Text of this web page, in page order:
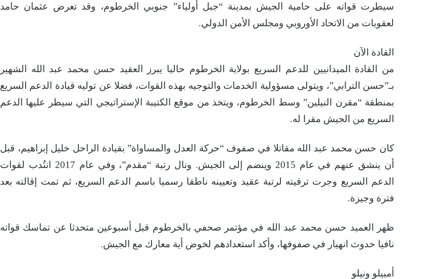
سيطرت قواته على حامية الجيش بمدينة “جبل أولياء” جنوبي الخرطوم، وقد تعرض عثمان حامد
لعقوبات من الاتحاد الأوروبي ومجلس الأمن الدولي.
القادة الآن
من القادة الميدانيين للدعم السريع بولاية الخرطوم حاليا يبرز العقيد حسن محمد عبد الله الشهير
بـ”حسن الترابي”، ويتولى مسؤولية الخدمات والتوجيه بهذه القوات، فضلا عن توليه قيادة الدعم السريع
بمنطقة “مقرن النيلين” وسط الخرطوم، ويتخذ من موقع الكتيبة الإستراتيجي التي سيطر عليها الدعم
السريع من الجيش مقرا له.
كان حسن محمد عبد الله مقاتلا في صفوف “حركة العدل والمساواة” بقيادة الراحل خليل إبراهيم، قبل
أن ينشق عنهم في عام 2015 وينضم إلى الجيش. ونال رتبة “مقدم”، وفي عام 2017 انتُدب لقوات
الدعم السريع وجرت ترقيته لرتبة عقيد وتعيينه ناطقا رسميا باسم الدعم السريع، ثم تمت إقالته بعد
فترة وجيزة.
ظهر العميد حسن محمد عبد الله في مؤتمر صحفي بالخرطوم قبل أسبوعين متحدثا عن تماسك قواته
نافيا حدوث انهيار في صفوفها، وأكد استعدادهم لخوض أية معارك مع الجيش.
أمبيلو ونيلو